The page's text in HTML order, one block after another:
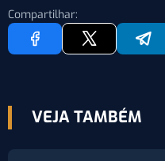
Compartilhar:
VEJA TAMBÉM